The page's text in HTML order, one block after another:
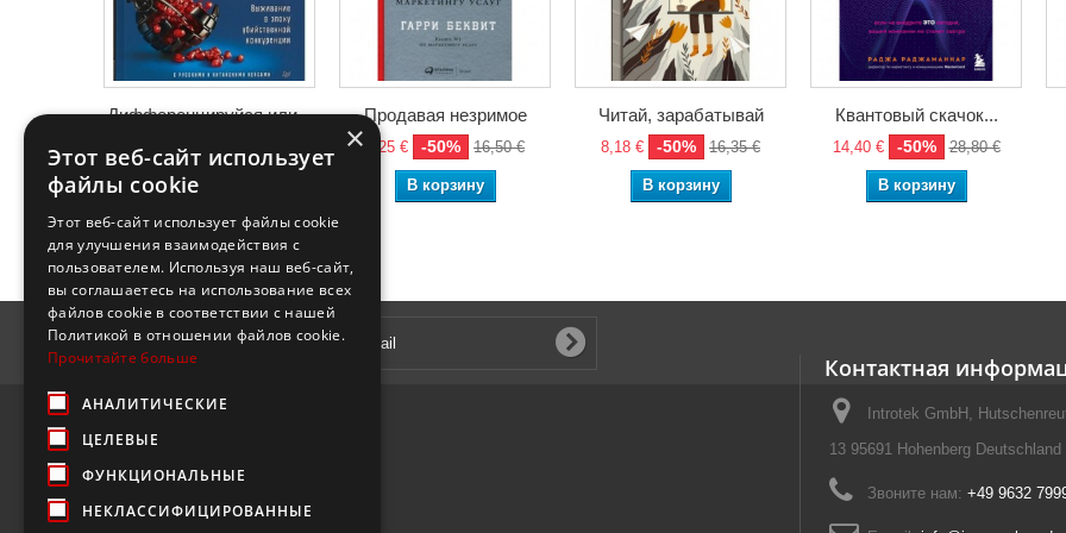
Дифференцируйся или...
18,90 €
В корзину
Продавая незримое
8,25 € -50% 16,50 €
В корзину
Читай, зарабатывай
8,18 € -50% 16,35 €
В корзину
Квантовый скачок...
14,40 € -50% 28,80 €
В корзину
Рассылка
Контактная
Introtek GmbH,
13 95691 Hohenberg Deutschland
Звоните нам: +49 9632
×
Этот веб-сайт использует
файлы cookie
Этот веб-сайт использует файлы cookie
для улучшения взаимодействия с
пользователем. Используя наш веб-сайт,
вы соглашаетесь на использование всех
файлов cookie в соответствии с нашей
Политикой в ​​отношении файлов cookie.
Прочитайте больше
АНАЛИТИЧЕСКИЕ
ЦЕЛЕВЫЕ
ФУНКЦИОНАЛЬНЫЕ
НЕКЛАССИФИЦИРОВАННЫЕ